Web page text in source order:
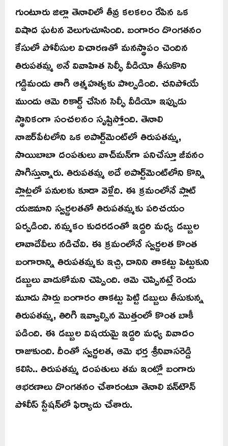
గుంటూరు జిల్లా తెనాలిలో తీవ్ర కలకలం రేపిన ఒక
విషాద ఘటన వెలుగుచూసింది. బంగారం దొంగతనం
కేసులో పోలీసుల విచారణతో మనస్థాపం చెందిన
తిరుపతమ్మ అనే వివాహిత సెల్ఫీ వీడియో తీసుకొని
గడ్డిమందు తాగి ఆత్మహత్యకు పాల్పడింది. చనిపోయే
ముందు ఆమె రికార్డ్ చేసిన సెల్ఫీ వీడియో ఇప్పుడు
స్థానికంగా సంచలనం సృష్టిస్తోంది. తెనాలి
నాజర్‌పేటలోని ఒక అపార్ట్‌మెంట్‌లో తిరుపతమ్మ,
సాయిబాబా దంపతులు వాచ్‌మన్‌గా పనిచేస్తూ జీవనం
సాగిస్తున్నారు. తిరుపతమ్మ అదే అపార్ట్‌మెంట్‌లోని కొన్ని
ప్లాట్లలో పనులకు కూడా వెళ్లేది. ఈ క్రమంలోనే ప్లాట్
యజమాని స్వర్ణలతతో తిరుపతమ్మకు పరిచయం
ఏర్పడింది. నమ్మకం కుదరడంతో ఇద్దరి మధ్య డబ్బుల
లావాదేవీలు నడిచేవి. ఈ క్రమంలోనే స్వర్ణలత కొంత
బంగారాన్ని తిరుపతమ్మకు ఇచ్చి, దానిని తాకట్టు పెట్టుకుని
డబ్బులు వాడుకోమని చెప్పింది. ఆమె చెప్పినట్లే రెండు
మూడు సార్లు బంగారం తాకట్టు పెట్టి డబ్బులు తీసుకున్న
తిరుపతమ్మ, తిరిగి ఇవ్వాల్సిన మొత్తంలో కొంత బాకీ
పడింది. ఈ డబ్బుల విషయమై ఇద్దరి మధ్య వివాదం
రాజుకుంది. దీంతో స్వర్ణలత, ఆమె భర్త శ్రీనివాసరెడ్డి
కలిసి.. తిరుపతమ్మ దంపతులు తమ ఇంట్లో బంగారు
ఆభరణాలు దొంగతనం చేశారంటూ తెనాలి వన్‌టౌన్
పోలీస్ స్టేషన్‌లో ఫిర్యాదు చేశారు.